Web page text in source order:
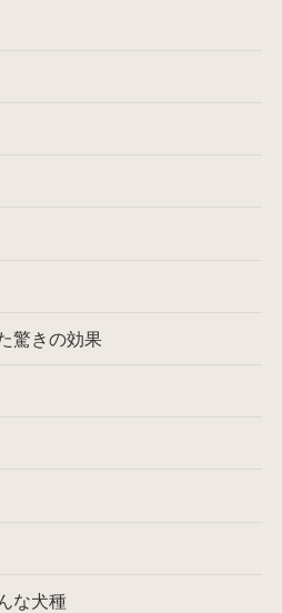
驚きの効果
な犬種